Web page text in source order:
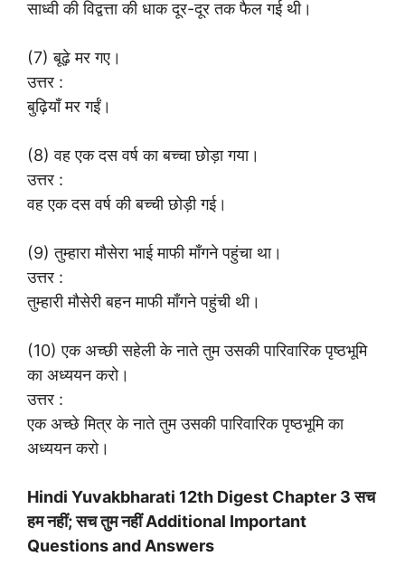
साध्वी की विद्वत्ता की धाक दूर-दूर तक फैल गई थी।
(7) बूढ़े मर गए।
उत्तर :
बुढ़ियाँ मर गईं।
(8) वह एक दस वर्ष का बच्चा छोड़ा गया।
उत्तर :
वह एक दस वर्ष की बच्ची छोड़ी गई।
(9) तुम्हारा मौसेरा भाई माफी माँगने पहुंचा था।
उत्तर :
तुम्हारी मौसेरी बहन माफी माँगने पहुंची थी।
(10) एक अच्छी सहेली के नाते तुम उसकी पारिवारिक पृष्ठभूमि
का अध्ययन करो।
उत्तर :
एक अच्छे मित्र के नाते तुम उसकी पारिवारिक पृष्ठभूमि का
अध्ययन करो।
Hindi Yuvakbharati 12th Digest Chapter 3 सच
हम नहीं; सच तुम नहीं Additional Important
Questions and Answers